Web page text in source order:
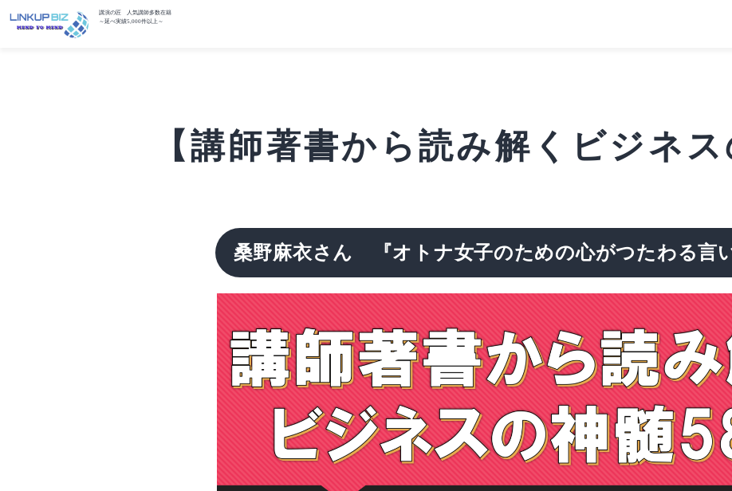
講演の匠 人気講師多数在籍
～延べ実績5,000件以上～
【講師著書から読み解くビジネ
桑野麻衣さん 『オトナ女子のための心がつたわる言